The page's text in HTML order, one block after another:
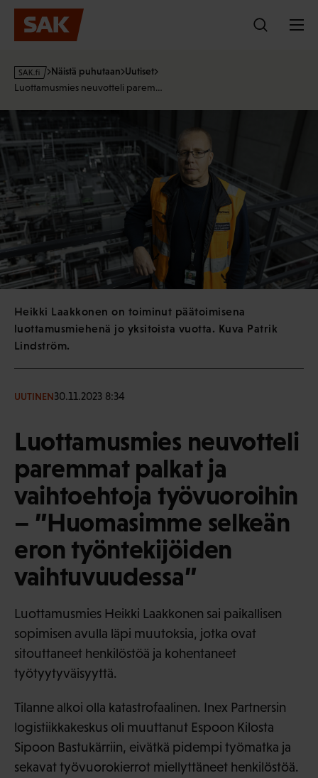
Hyppää
sisältöön
s
a
i
Näistä puhutaan Uutiset
Luottamusmies neuvotteli parem…
Heikki Laakkonen on toiminut päätoimisena
luottamusmiehenä jo yksitoista vuotta. Kuva Patrik
Lindström.
UUTINEN30.11.2023 8:34
Luottamusmies neuvotteli
paremmat palkat ja
vaihtoehtoja työvuoroihin
– ”Huomasimme selkeän
eron työntekijöiden
vaihtuvuudessa”
Luottamusmies Heikki Laakkonen sai paikallisen
sopimisen avulla läpi muutoksia, jotka ovat
sitouttaneet henkilöstöä ja kohentaneet
työtyytyväisyyttä.
Tilanne alkoi olla katastrofaalinen. Inex Partnersin
logistiikkakeskus oli muuttanut Espoon Kilosta
Sipoon Bastukärriin, eivätkä pidempi työmatka ja
sekavat työvuorokierrot miellyttäneet henkilöstöä.